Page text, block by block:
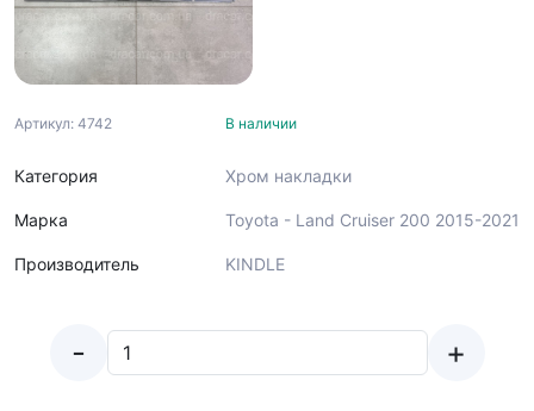
Артикул: 4742
Категория
Марка
Производитель
В наличии
Хром накладки
Toyota - Land Cruiser 200 2015-2021
KINDLE
- +